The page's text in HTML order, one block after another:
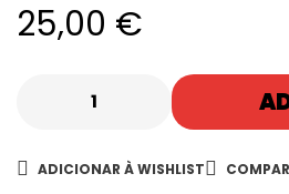
25,00 €
ADICIONAR À WISHLIST